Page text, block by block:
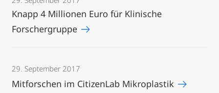
Knapp 4 Millionen Euro für Klinische
Forschergruppe
29. September 2017
Mitforschen im CitizenLab Mikroplastik